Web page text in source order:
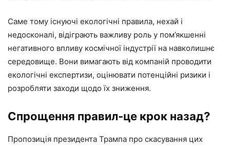
Саме тому існуючі екологічні правила, нехай і
недосконалі, відіграють важливу роль у пом’якшенні
негативного впливу космічної індустрії на навколишнє
середовище. Вони вимагають від компаній проводити
екологічні експертизи, оцінювати потенційні ризики і
розробляти заходи щодо їх зниження.
Спрощення правил-це крок назад?
Пропозиція президента Трампа про скасування цих